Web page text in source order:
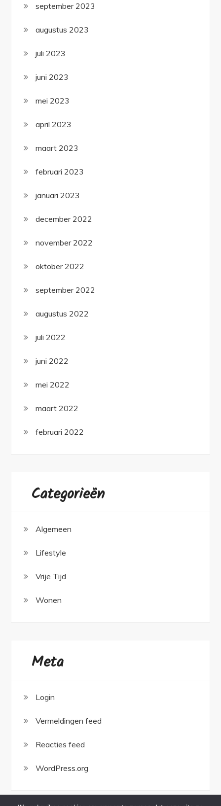
september 2023
augustus 2023
juli 2023
juni 2023
mei 2023
april 2023
maart 2023
februari 2023
januari 2023
december 2022
november 2022
oktober 2022
september 2022
augustus 2022
juli 2022
juni 2022
mei 2022
maart 2022
februari 2022
Categorieën
Algemeen
Lifestyle
Vrije Tijd
Wonen
Meta
Login
Vermeldingen feed
Reacties feed
WordPress.org